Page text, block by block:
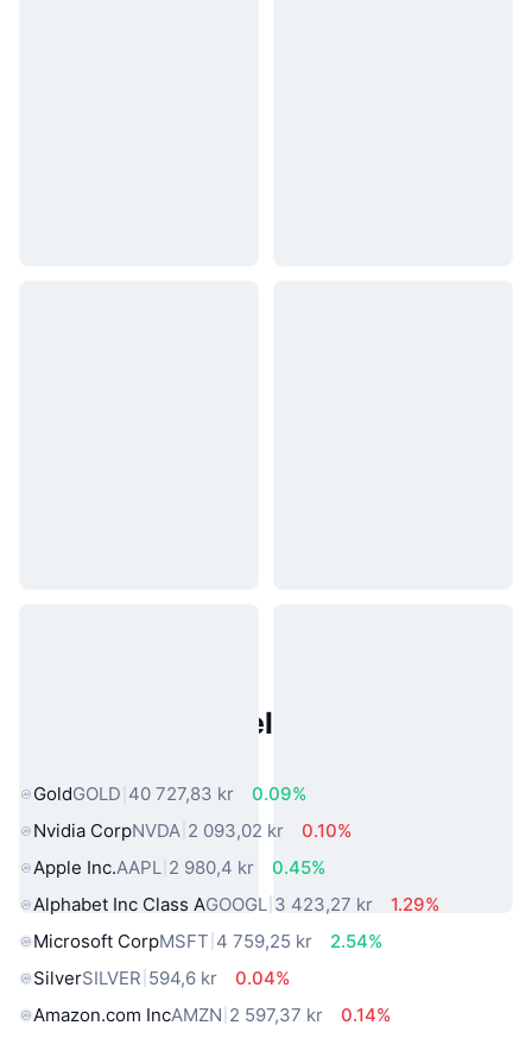
Populære eiendeler fra den
GoldGOLD 40 727,83 kr
0.09%
Nvidia CorpNVDA 2 093,02 kr
0.10%
Apple Inc.AAPL 2 980,4 kr
0.45%
Alphabet Inc Class AGOOGL 3 423,27 kr
1.29%
Microsoft CorpMSFT 4 759,25 kr
2.54%
SilverSILVER 594,6 kr
0.04%
Amazon.com IncAMZN 2 597,37 kr
0.14%